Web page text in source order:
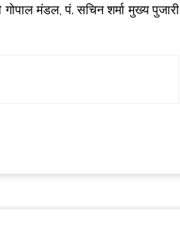
मंडल, पं. सचिन शर्मा मुख्य पुजारी